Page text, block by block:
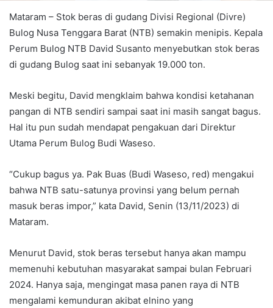
Mataram – Stok beras di gudang Divisi Regional (Divre)
Bulog Nusa Tenggara Barat (NTB) semakin menipis. Kepala
Perum Bulog NTB David Susanto menyebutkan stok beras
di gudang Bulog saat ini sebanyak 19.000 ton.
Meski begitu, David mengklaim bahwa kondisi ketahanan
pangan di NTB sendiri sampai saat ini masih sangat bagus.
Hal itu pun sudah mendapat pengakuan dari Direktur
Utama Perum Bulog Budi Waseso.
“Cukup bagus ya. Pak Buas (Budi Waseso, red) mengakui
bahwa NTB satu-satunya provinsi yang belum pernah
masuk beras impor,” kata David, Senin (13/11/2023) di
Mataram.
Menurut David, stok beras tersebut hanya akan mampu
memenuhi kebutuhan masyarakat sampai bulan Februari
2024. Hanya saja, mengingat masa panen raya di NTB
mengalami kemunduran akibat elnino yang